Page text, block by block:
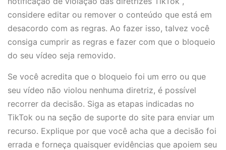
considere editar ou remover o conteúdo que está em
desacordo com as regras. Ao fazer isso, talvez você
consiga cumprir as regras e fazer com que o bloqueio
do seu vídeo seja removido.
Se você acredita que o bloqueio foi um erro ou que
seu vídeo não violou nenhuma diretriz, é possível
recorrer da decisão. Siga as etapas indicadas no
TikTok ou na seção de suporte do site para enviar um
recurso. Explique por que você acha que a decisão foi
errada e forneça quaisquer evidências que apoiem seu